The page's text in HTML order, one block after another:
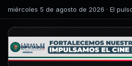
miércoles 5 de agosto de 2026 · El